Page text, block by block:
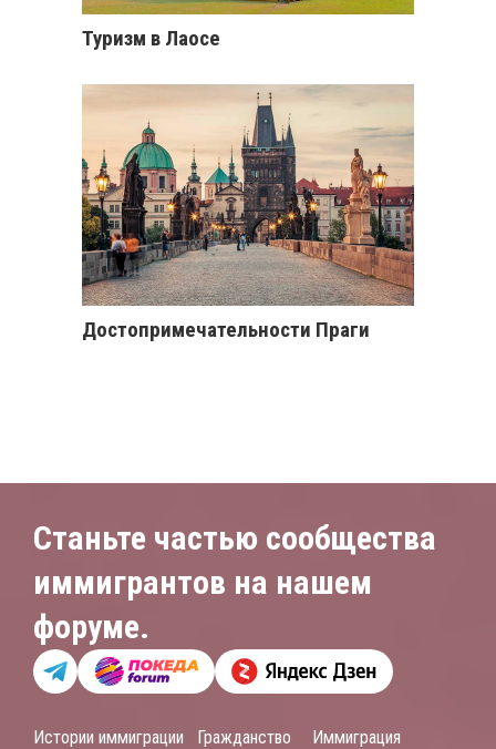
Туризм в Лаосе
Достопримечательности Праги
Станьте частью сообщества
иммигрантов на нашем
форуме.
Истории иммиграции Гражданство Иммиграция